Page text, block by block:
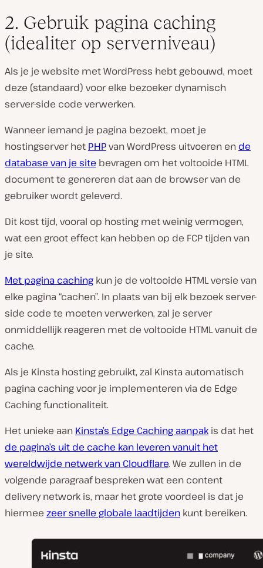
2. Gebruik pagina caching
(idealiter op serverniveau)
Als je je website met WordPress hebt gebouwd, moet
deze (standaard) voor elke bezoeker dynamisch
server-side code verwerken.
Wanneer iemand je pagina bezoekt, moet je
hostingserver het PHPvan WordPress uitvoeren en de
database van je site bevragen om het voltooide HTML
document te genereren dat aan de browser van de
gebruiker wordt geleverd.
Dit kost tijd, vooral op hosting met weinig vermogen,
wat een groot effect kan hebben op de FCP tijden van
je site.
Met pagina caching kun je de voltooide HTML versie van
elke pagina “cachen”. In plaats van bij elk bezoek server-
side code te moeten verwerken, zal je server
onmiddellijk reageren met de voltooide HTML vanuit de
cache.
Als je Kinsta hosting gebruikt, zal Kinsta automatisch
pagina caching voor je implementeren via de Edge
Caching functionaliteit.
Het unieke aan Kinsta’s Edge Caching aanpak is dat het
de pagina’s uit de cache kan leveren vanuit het
wereldwijde netwerk van Cloudflare. We zullen in de
volgende paragraaf bespreken wat een content
delivery network is, maar het grote voordeel is dat je
hiermee zeer snelle globale laadtijden kunt bereiken.